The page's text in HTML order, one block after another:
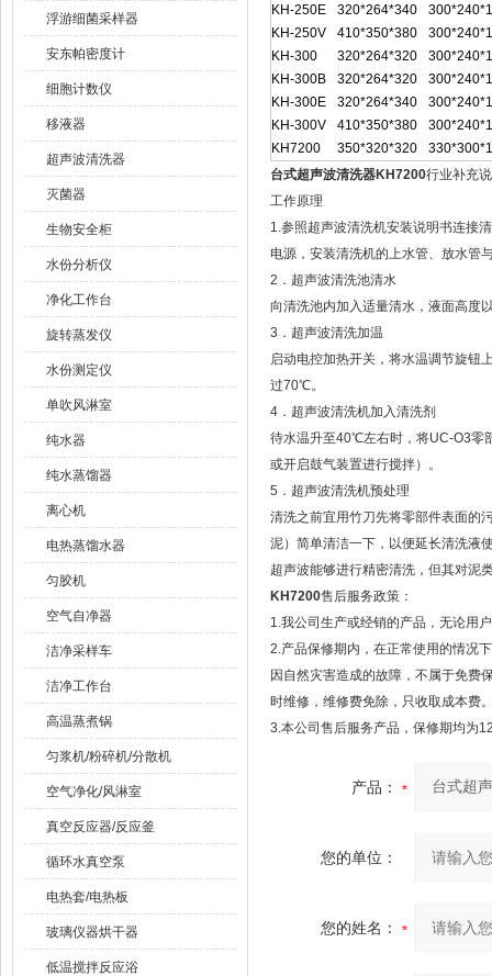
浮游细菌采样器
安东帕密度计
细胞计数仪
移液器
超声波清洗器
灭菌器
生物安全柜
水份分析仪
净化工作台
旋转蒸发仪
水份测定仪
单吹风淋室
纯水器
纯水蒸馏器
离心机
电热蒸馏水器
匀胶机
空气自净器
洁净采样车
洁净工作台
高温蒸煮锅
匀浆机/粉碎机/分散机
空气净化/风淋室
真空反应器/反应釜
循环水真空泵
电热套/电热板
玻璃仪器烘干器
低温搅拌反应浴
KH-250E
320*264*340
KH-250V
410*350*380
KH-300
320*264*320
KH-300B
320*264*320
KH-300E
320*264*340
KH-300V
410*350*380
KH7200
350*320*320
台式超声波清洗器KH7200行业补充
工作原理
1.参照超声波清洗机安装说明书连接
电源，安装清洗机的上水管、放水管
2．超声波清洗池清水
向清洗池内加入适量清水，液面高度
3．超声波清洗加温
启动电控加热开关，将水温调节旋钮
过70℃。
4．超声波清洗机加入清洗剂
待水温升至40℃左右时，将UC-O3零
或开启鼓气装置进行搅拌）。
5．超声波清洗机预处理
清洗之前宜用竹刀先将零部件表面的
泥）简单清洁一下，以便延长清洗液
超声波能够进行精密清洗，但其对泥
KH7200售后服务政策：
1.我公司生产或经销的产品，无论用
2.产品保修期内，在正常使用的情况
因自然灾害造成的故障，不属于免费
时维修，维修费免除，只收取成本费
3.本公司售后服务产品，保修期均为
产品：
您的单位：
您的姓名：